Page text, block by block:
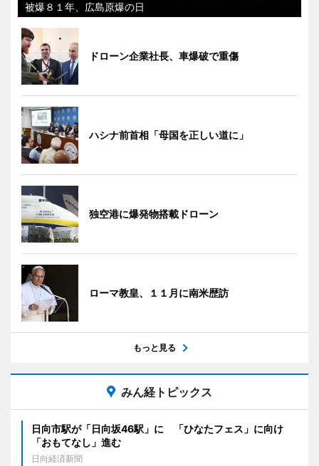
被爆８１年、広島原爆の日
ドローン企業社長、車爆破で重傷
ハシナ前首相「母国を正しい道に」
独空港に爆発物搭載ドローン
ローマ教皇、１１月に南米歴訪
もっと見る
みん経トピックス
日向市駅が「日向坂46駅」に 「ひなたフェス」に向け
「おもてなし」進む
日向経済新聞